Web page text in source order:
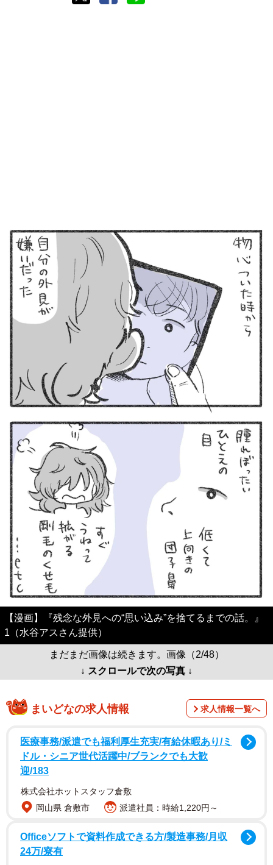
【漫画】『残念な外見への“思い込み”を捨てるまでの話。』
1（水谷アスさん提供）
まだまだ画像は続きます。画像（2/48）
↓ スクロールで次の写真 ↓
まいどなの求人情報 求人情報一覧へ
医療事務/派遣でも福利厚生充実/有給休暇あり/ミ
ドル・シニア世代活躍中/ブランクでも大歓
迎/183
株式会社ホットスタッフ倉敷
岡山県 倉敷市
派遣社員：時給1,220円～
Officeソフトで資料作成できる方/製造事務/月収
24万/寮有